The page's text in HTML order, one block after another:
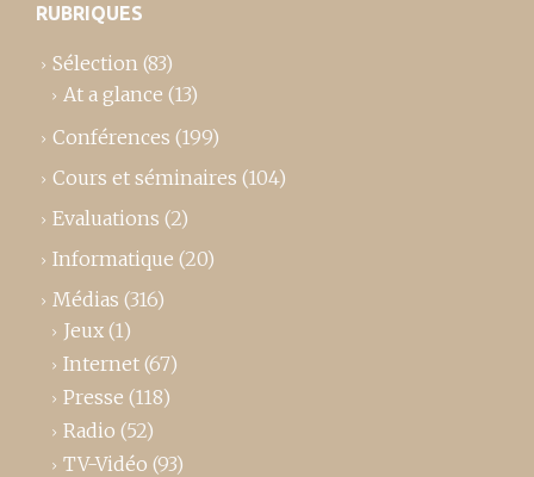
RUBRIQUES
Sélection (83)
At a glance (13)
Conférences (199)
Cours et séminaires (104)
Evaluations (2)
Informatique (20)
Médias (316)
Jeux (1)
Internet (67)
Presse (118)
Radio (52)
TV-Vidéo (93)